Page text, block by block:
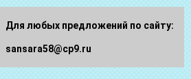
Для любых предложений по сайту:
sansara58@cp9.ru